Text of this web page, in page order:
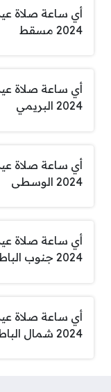
أي ساعة صلاة
2024 مسقط
أي ساعة صلاة
2024 البريمي
أي ساعة صلاة
2024 الوسطى
أي ساعة صلاة
2024 جنوب الباطنة
أي ساعة صلاة
2024 شمال الباطنة